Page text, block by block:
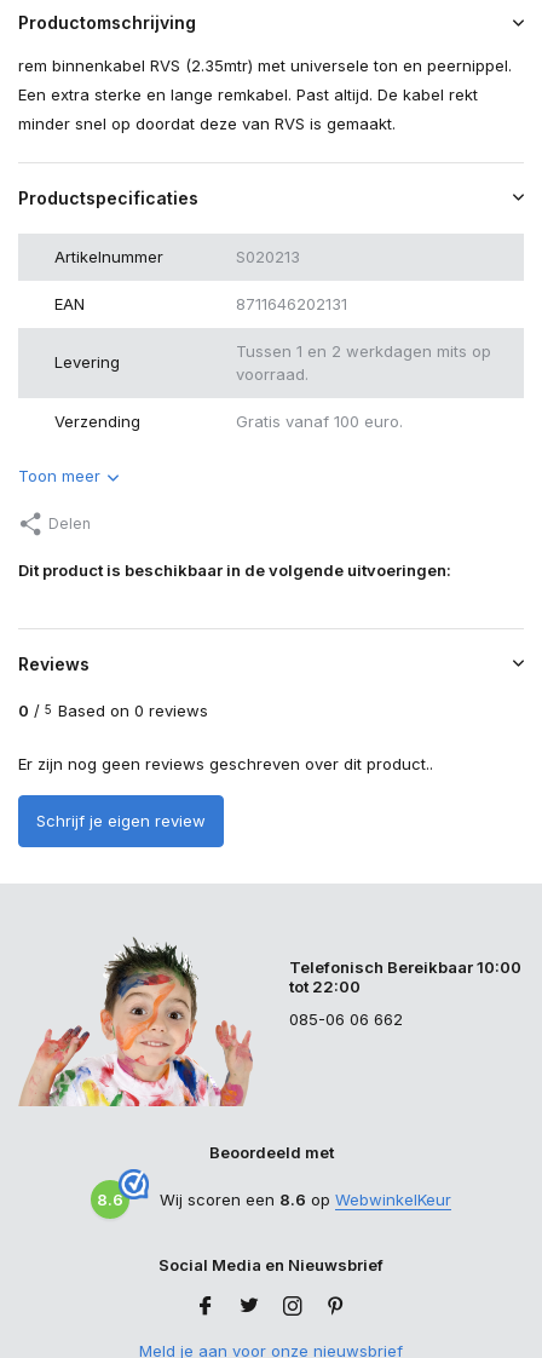
Productomschrijving
rem binnenkabel RVS (2.35mtr) met universele ton en peernippel.
Een extra sterke en lange remkabel. Past altijd. De kabel rekt
minder snel op doordat deze van RVS is gemaakt.
Productspecificaties
Artikelnummer S020213
EAN 8711646202131
Levering
Tussen 1 en 2 werkdagen mits op
voorraad.
Verzending Gratis vanaf 100 euro.
Toon meer
Delen
Dit product is beschikbaar in de volgende uitvoeringen:
Reviews
0 / 5 Based on 0 reviews
Er zijn nog geen reviews geschreven over dit product..
Schrijf je eigen review
Telefonisch Bereikbaar 10:00
tot 22:00
085-06 06 662
Beoordeeld met
8.6 Wij scoren een 8.6 op WebwinkelKeur
Social Media en Nieuwsbrief
Meld je aan voor onze nieuwsbrief